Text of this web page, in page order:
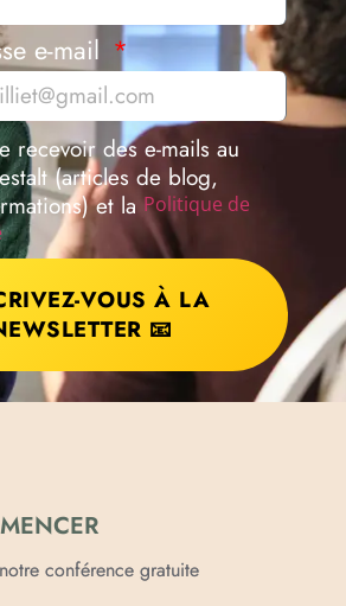
e-mail
recevoir des e-mails au
(articles de blog,
et laPolitique de
VOUS À LA
📧
conférence gratuite